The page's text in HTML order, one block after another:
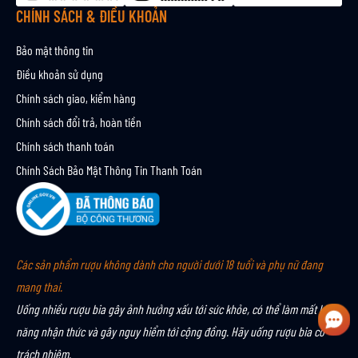
CHÍNH SÁCH & ĐIỀU KHOẢN
Bảo mật thông tin
Điều khoản sử dụng
Chính sách giao, kiểm hàng
Chính sách đổi trả, hoàn tiền
Chính sách thanh toán
Chính Sách Bảo Mật Thông Tin Thanh Toán
Các sản phẩm rượu không dành cho người dưới 18 tuổi và phụ nữ đang
mang thai.
Uống nhiều rượu bia gây ảnh hưởng xấu tới sức khỏe, có thể làm mất khả
năng nhận thức và gây nguy hiểm tới cộng đồng. Hãy uống rượu bia có
trách nhiệm.